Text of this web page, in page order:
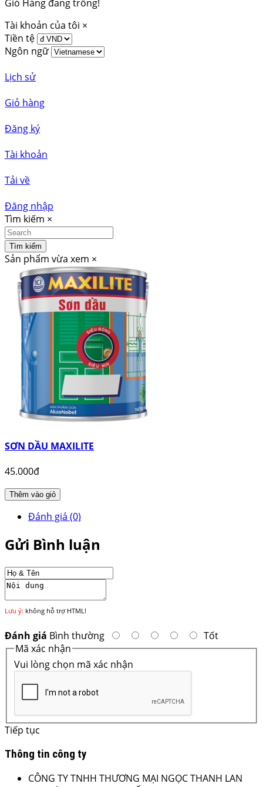
Giỏ Hàng đang trống!
Tài khoản của tôi ×
Tiền tệ
Ngôn ngữ
Lịch sử
Giỏ hàng
Đăng ký
Tài khoản
Tải về
Đăng nhập
Tìm kiếm ×
Tìm kiếm
Sản phẩm vừa xem ×
SƠN DẦU MAXILITE
45.000đ
Thêm vào giỏ
Đánh giá (0)
Gửi Bình luận
Lưu ý: không hỗ trợ HTML!
Đánh giá Bình thường
Tốt
Mã xác nhận
Vui lòng chọn mã xác nhận
Tiếp tục
Thông tin công ty
CÔNG TY TNHH THƯƠNG MẠI NGỌC THANH LAN